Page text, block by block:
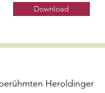
Download
Heroldinger